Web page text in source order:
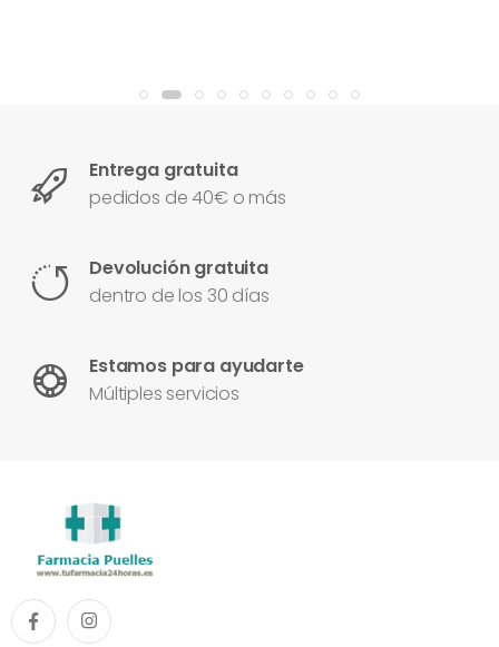
Entrega gratuita
pedidos de 40€ o más
Devolución gratuita
dentro de los 30 días
Estamos para ayudarte
Múltiples servicios